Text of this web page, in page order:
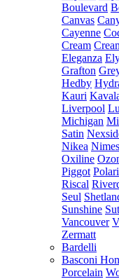
Boulevard
Canvas
Cayenne
Cream
Eleganza
Grafton
Hedby
Kauri
Liverpool
Michigan
Satin
Nikea Nimes
Oxiline
Piggot
Riscal
Seul
Sunshine
Vancouver
Zermatt
Bardelli
Basconi
Porcelain